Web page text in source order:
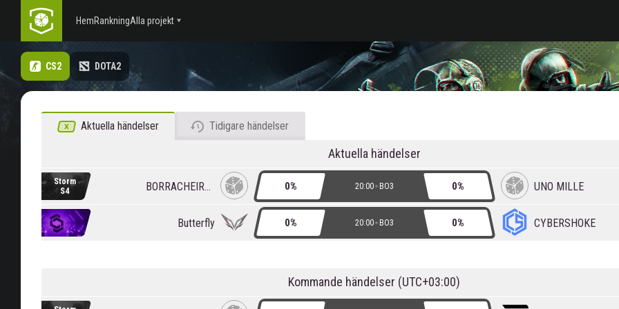
HemRankningAlla projekt
CS2 DOTA2
Aktuella händelser Tidigare händelser
Aktuella händelser
Storm
S4
BORRACHEIROS 0% 20:00 BO3 0% UNO MILLE
Butterfly 0% 20:00 BO3 0% CYBERSHOKE
Kommande händelser (UTC+03:00)